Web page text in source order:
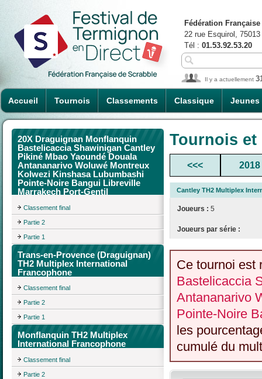
Accueil Tournois Classements Classique Jeunes
Fédération
22 rue Esquirol,
Tél : 01.53.92.53.20
Il y a actuellement
20X Draguignan Monflanquin
Bastelicaccia Shawinigan Cantley
Pikiné Mbao Yaoundé Douala
Antananarivo Woluwé Montreux
Kolwezi Kinshasa Lubumbashi
Pointe-Noire Bangui Libreville
Marrakech Port-Gentil
Classement final
Partie 2
Partie 1
Trans-en-Provence (Draguignan)
TH2 Multiplex International
Francophone
Classement final
Partie 2
Partie 1
Monflanquin TH2 Multiplex
International Francophone
Classement final
Partie 2
Tournois
<<< 2018
Cantley TH2 Multiplex
Joueurs : 5
Joueurs par série :
Ce tournoi est
Bastelicaccia
Antananarivo
Pointe-Noire
les
cumulé du